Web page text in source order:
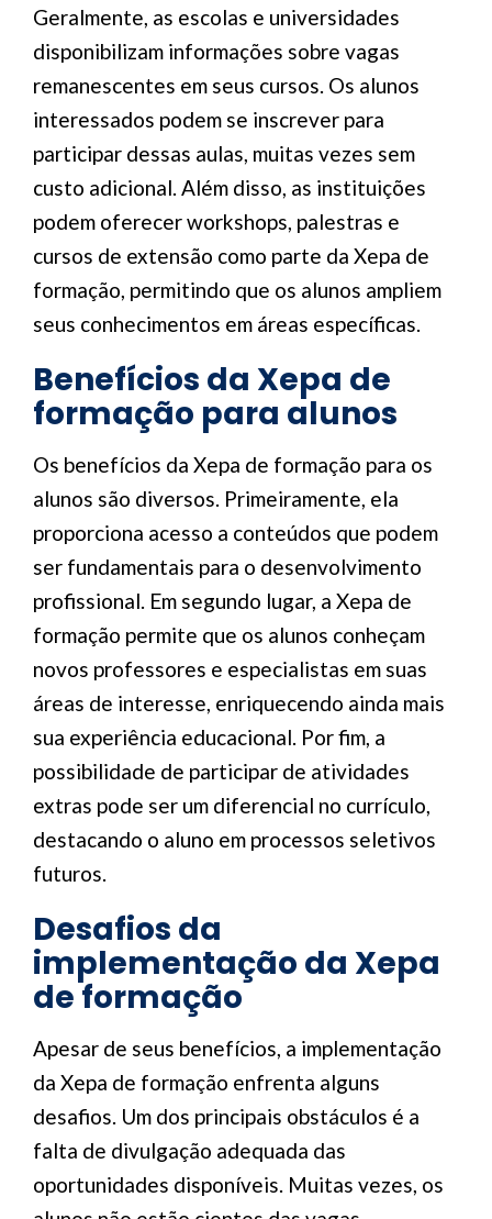
Geralmente, as escolas e universidades
disponibilizam informações sobre vagas
remanescentes em seus cursos. Os alunos
interessados podem se inscrever para
participar dessas aulas, muitas vezes sem
custo adicional. Além disso, as instituições
podem oferecer workshops, palestras e
cursos de extensão como parte da Xepa de
formação, permitindo que os alunos ampliem
seus conhecimentos em áreas específicas.
Benefícios da Xepa de
formação para alunos
Os benefícios da Xepa de formação para os
alunos são diversos. Primeiramente, ela
proporciona acesso a conteúdos que podem
ser fundamentais para o desenvolvimento
profissional. Em segundo lugar, a Xepa de
formação permite que os alunos conheçam
novos professores e especialistas em suas
áreas de interesse, enriquecendo ainda mais
sua experiência educacional. Por fim, a
possibilidade de participar de atividades
extras pode ser um diferencial no currículo,
destacando o aluno em processos seletivos
futuros.
Desafios da
implementação da Xepa
de formação
Apesar de seus benefícios, a implementação
da Xepa de formação enfrenta alguns
desafios. Um dos principais obstáculos é a
falta de divulgação adequada das
oportunidades disponíveis. Muitas vezes, os